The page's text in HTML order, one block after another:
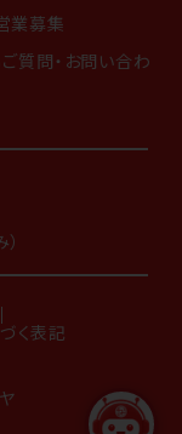
業募集
質問・お問い合わ
く表記